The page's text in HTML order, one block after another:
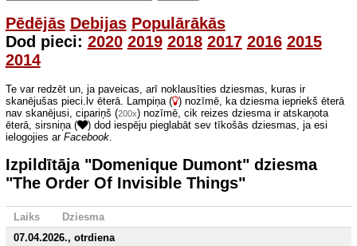
Pēdējās Debijas Populārākās
Dod pieci: 2020 2019 2018 2017 2016 2015
2014
Te var redzēt un, ja paveicas, arī noklausīties dziesmas, kuras ir
skanējušas pieci.lv ēterā. Lampiņa ( ) nozīmē, ka dziesma iepriekš ēterā
nav skanējusi, cipariņš (200x) nozīmē, cik reizes dziesma ir atskaņota
ēterā, sirsniņa (
) dod iespēju pieglabāt sev tīkošās dziesmas, ja esi
ielogojies ar Facebook.
Izpildītāja "Domenique Dumont" dziesma
"The Order Of Invisible Things"
Laiks
Dziesma
07.04.2026., otrdiena